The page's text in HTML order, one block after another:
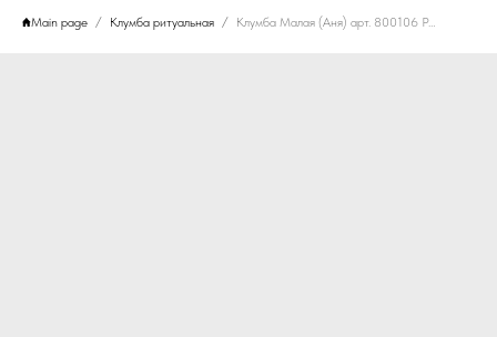
Main page Клумба ритуальная Клумба Малая (Аня) арт. 800106 Роза Георгин